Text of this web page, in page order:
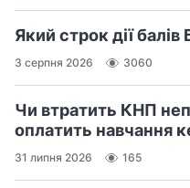
Який строк дії балів
3 серпня 2026 3060
Чи втратить КНП
оплатить навчання
31 липня 2026 165